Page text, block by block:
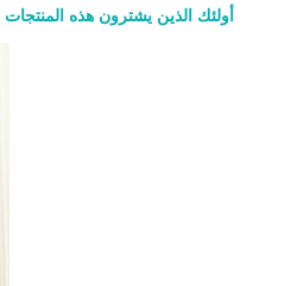
أولئك الذين يشترون هذه